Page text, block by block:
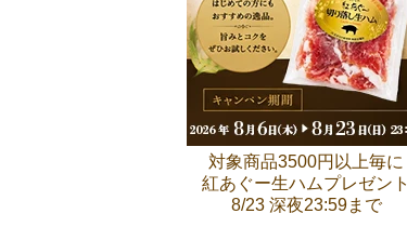
対象商品3500円以上毎に
紅あぐー生ハムプレゼント
8/23 深夜23:59まで